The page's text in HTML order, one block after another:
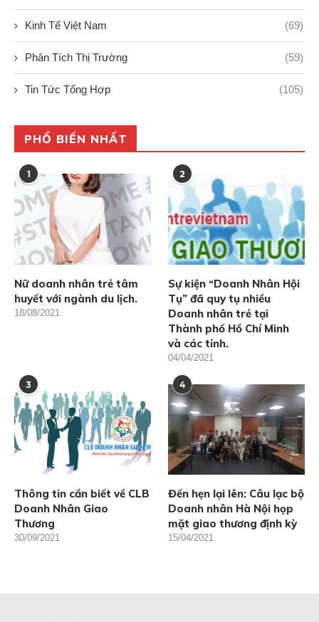
Kinh Tế Việt Nam (69)
Phân Tích Thị Trường (59)
Tin Tức Tổng Hợp (105)
PHỔ BIẾN NHẤT
1
Nữ doanh nhân trẻ tâm
huyết với ngành du lịch.
18/08/2021
2
Sự kiện “Doanh Nhân Hội
Tụ” đã quy tụ nhiều
Doanh nhân trẻ tại
Thành phố Hồ Chí Minh
và các tỉnh.
04/04/2021
3
Thông tin cần biết về CLB
Doanh Nhân Giao
Thương
30/09/2021
4
Đến hẹn lại lên: Câu lạc bộ
Doanh nhân Hà Nội họp
mặt giao thương định kỳ
15/04/2021